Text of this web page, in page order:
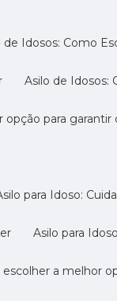
de Idosos: Como
Asilo de
opção para
Asilo para Idoso:
Asilo para
escolher a melhor